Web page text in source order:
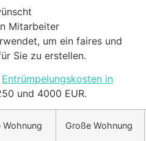
Mitarbeiter
um ein faires und
Sie zu erstellen.
Entrümpelungskosten in
und 4000 EUR.
Wohnung Große Wohnung